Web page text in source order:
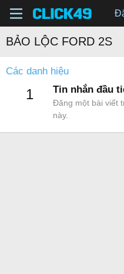
BẢO LỘC FORD 2S
Các danh hiệu
1 Tin nhắn đầu
Đăng một bài viết
này.